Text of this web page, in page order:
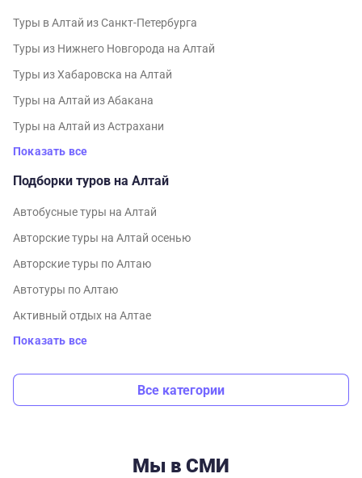
Туры в Алтай из Санкт-Петербурга
Туры из Нижнего Новгорода на Алтай
Туры из Хабаровска на Алтай
Туры на Алтай из Абакана
Туры на Алтай из Астрахани
Показать все
Подборки туров на Алтай
Автобусные туры на Алтай
Авторские туры на Алтай осенью
Авторские туры по Алтаю
Автотуры по Алтаю
Активный отдых на Алтае
Показать все
Все категории
Мы в СМИ